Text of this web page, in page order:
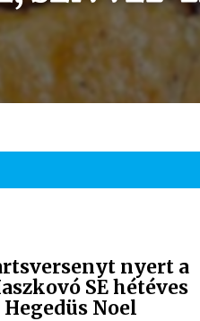
nyert a
SE hétéves
Noel